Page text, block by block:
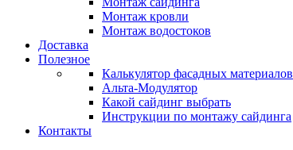
Монтаж кровли
Монтаж водостоков
Доставка
Полезное
Калькулятор фасадных материалов
Альта-Модулятор
Какой сайдинг выбрать
Инструкции по монтажу сайдинга
Контакты